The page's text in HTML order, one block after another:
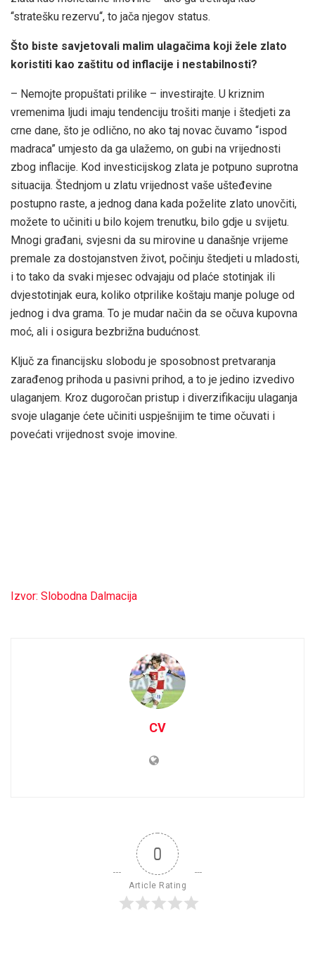
‘‘stratešku rezervu‘‘, to jača njegov status.
Što biste savjetovali malim ulagačima koji žele zlato
koristiti kao zaštitu od inflacije i nestabilnosti?
– Nemojte propuštati prilike – investirajte. U kriznim
vremenima ljudi imaju tendenciju trošiti manje i štedjeti za
crne dane, što je odlično, no ako taj novac čuvamo “ispod
madraca” umjesto da ga ulažemo, on gubi na vrijednosti
zbog inflacije. Kod investicijskog zlata je potpuno suprotna
situacija. Štednjom u zlatu vrijednost vaše ušteđevine
postupno raste, a jednog dana kada poželite zlato unovčiti,
možete to učiniti u bilo kojem trenutku, bilo gdje u svijetu.
Mnogi građani, svjesni da su mirovine u današnje vrijeme
premale za dostojanstven život, počinju štedjeti u mladosti,
i to tako da svaki mjesec odvajaju od plaće stotinjak ili
dvjestotinjak eura, koliko otprilike koštaju manje poluge od
jednog i dva grama. To je mudar način da se očuva kupovna
moć, ali i osigura bezbrižna budućnost.
Ključ za financijsku slobodu je sposobnost pretvaranja
zarađenog prihoda u pasivni prihod, a to je jedino izvedivo
ulaganjem. Kroz dugoročan pristup i diverzifikaciju ulaganja
svoje ulaganje ćete učiniti uspješnijim te time očuvati i
povećati vrijednost svoje imovine.
Izvor: Slobodna Dalmacija
CV
0
Article Rating